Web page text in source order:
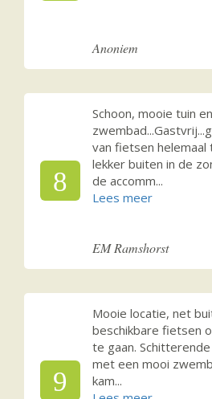
Anoniem
8
Schoon, mooie tuin en
van fietsen helemaal
lekker buiten in de
de accomm...
EM Ramshorst
9
Mooie locatie, net
beschikbare fietsen
te gaan.
met een mooi
kam...